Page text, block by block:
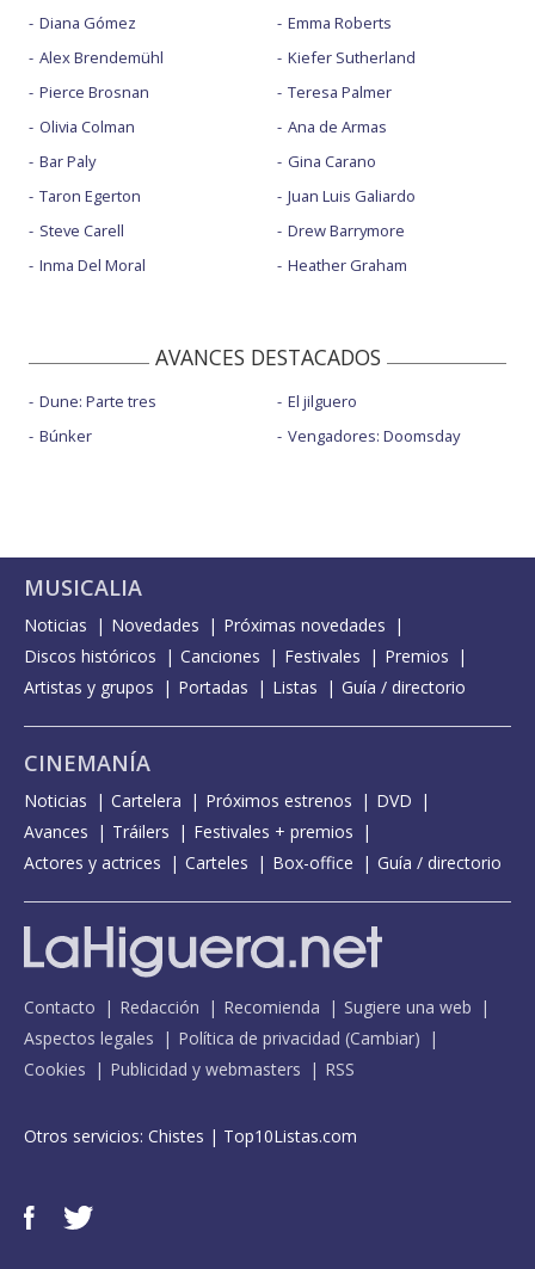
Diana Gómez
Alex Brendemühl
Pierce Brosnan
Olivia Colman
Bar Paly
Taron Egerton
Steve Carell
Inma Del Moral
Emma Roberts
Kiefer Sutherland
Teresa Palmer
Ana de Armas
Gina Carano
Juan Luis Galiardo
Drew Barrymore
Heather Graham
AVANCES DESTACADOS
Dune: Parte tres
Búnker
El jilguero
Vengadores: Doomsday
MUSICALIA
Noticias Novedades
Próximas novedades
Discos históricos
Canciones Festivales
Premios
Artistas y grupos
Portadas Listas Guía / directorio
CINEMANÍA
Noticias Cartelera Próximos estrenos
DVD
Avances
Tráilers
Festivales + premios
Actores y actrices
Carteles Box-office Guía / directorio
Contacto Redacción Recomienda
Sugiere una web
Aspectos legales
Política de privacidad (Cambiar)
Cookies
Publicidad y webmasters RSS
Otros servicios: Chistes | Top10Listas.com